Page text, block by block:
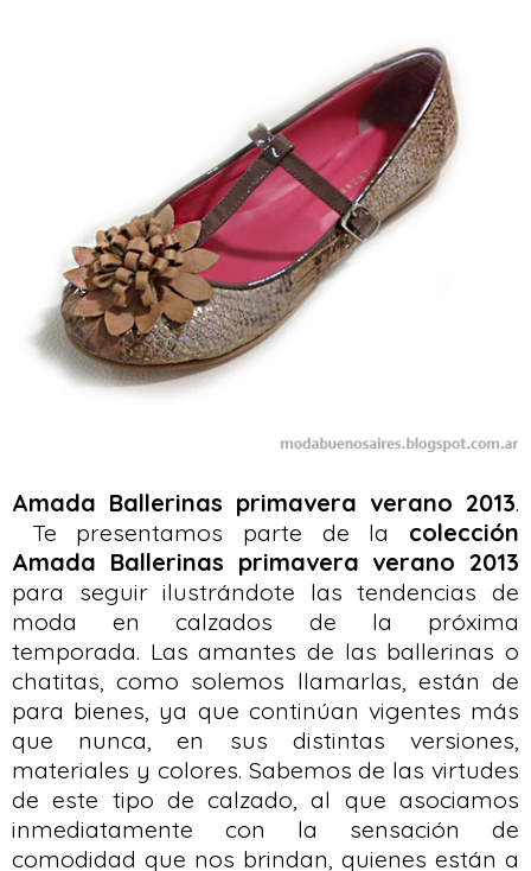
Amada Ballerinas primavera verano 2013.
Te presentamos parte de la colección
Amada Ballerinas primavera verano 2013
para seguir ilustrándote las tendencias de
moda en calzados de la próxima
temporada. Las amantes de las ballerinas o
chatitas, como solemos llamarlas, están de
para bienes, ya que continúan vigentes más
que nunca, en sus distintas versiones,
materiales y colores. Sabemos de las virtudes
de este tipo de calzado, al que asociamos
inmediatamente con la sensación de
comodidad que nos brindan, quienes están a